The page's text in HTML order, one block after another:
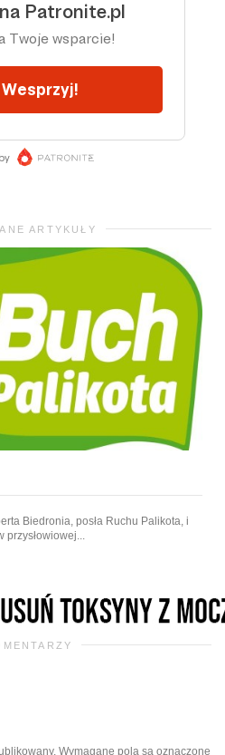
ARTYKUŁY
Biedronia, posła Ruchu Palikota, i
przysłowiowej...
Wymagane pola są oznaczone